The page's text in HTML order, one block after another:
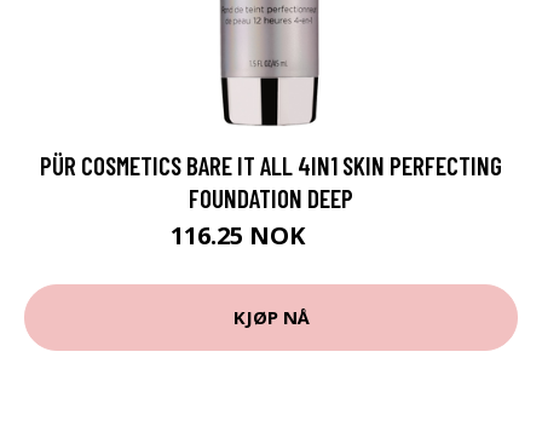
PÜR COSMETICS BARE IT ALL 4IN1 SKIN PERFECTING
FOUNDATION DEEP
116.25 NOK
KJØP NÅ